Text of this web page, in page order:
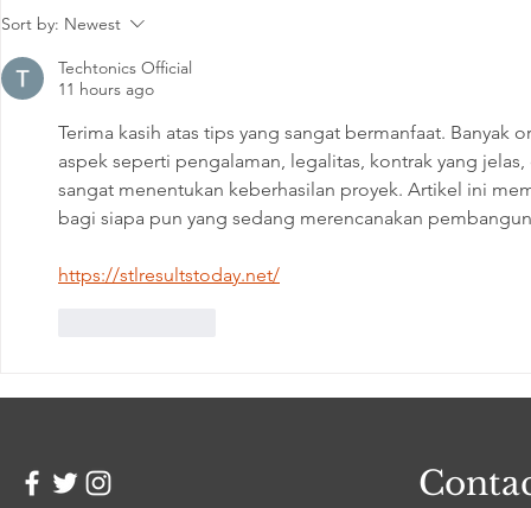
Pentingnya Memberikan
Konsumen Jasa Konveksi
Pakaian
Sort by: Newest
Techtonics Official
11 hours ago
Terima kasih atas tips yang sangat bermanfaat. Banyak
aspek seperti pengalaman, legalitas, kontrak yang
sangat menentukan keberhasilan proyek. Artikel ini
bagi siapa pun yang sedang merencanakan
https://stlresultstoday.net/